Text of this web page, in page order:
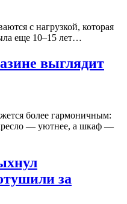
с нагрузкой, которая
еще 10–15 лет…
выглядит
более гармоничным:
— уютнее, а шкаф —
за